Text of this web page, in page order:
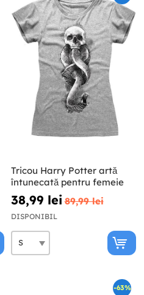
Tricou Harry Potter artă
întunecată pentru femeie
38,99 lei 89,99 lei
DISPONIBIL
-63%